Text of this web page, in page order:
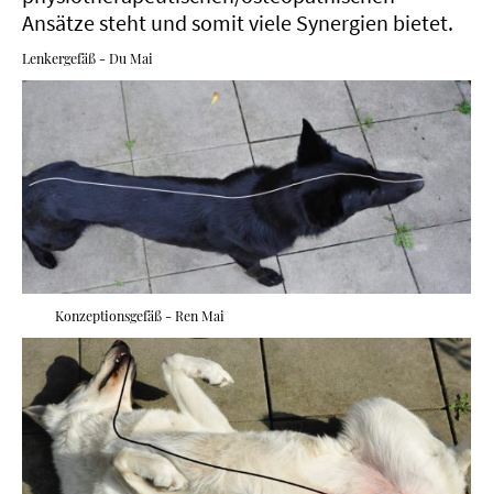
Ansätze steht und somit viele Synergien bietet.
Lenkergefäß - Du Mai
Konzeptionsgefäß - Ren Mai